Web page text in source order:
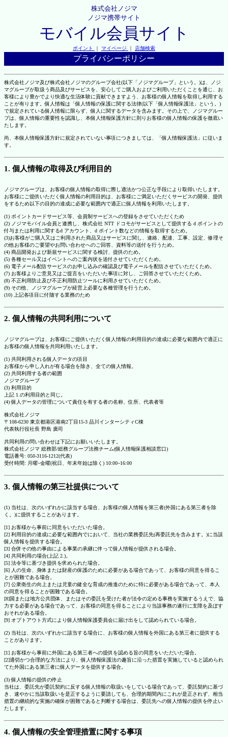
株式会社ノジマ
ノジマ携帯サイト
モバイル会員サイト
ポイント ｜ マイページ ｜ 店舗検索
プライバシーポリシー
株式会社ノジマ及び株式会社ノジマのグループ会社(以下「ノジマグループ」という。)は、ノジ
マグループが取扱う商品及びサービスを、安心してご購入およびご利用いただくことを通じ、お
客様により豊かでより快適な生活体験に貢献できますよう、お客様の個人情報を取得し利用する
ことが有ります。個人情報は「個人情報の保護に関する法律(以下「個人情報保護法」という。)
で規定されている個人情報に限らず、個人に関するデータを含みます。その上で、ノジマグルー
プは、個人情報の重要性を認識し、本個人情報保護方針に則りお客様の個人情報の保護を徹底い
たします。
尚、本個人情報保護方針に規定されていない事項につきましては、「個人情報保護法」に従いま
す。
1. 個人情報の取得及び利用目的
ノジマグループは、お客様の個人情報の取得に際し適法かつ公正な手段により取得いたします。
お客様にご提供いただく個人情報の利用目的は、お客様にご満足いただくサービスの開発、提供
をするため以下の目的の達成に必要な範囲内で適正に個人情報を利用いたします。
(1) ポイントカードサービス等、会員制サービスへの登録をさせていただくため
(2) ノジマモバイル会員と連携し、株式会社 NTT ドコモがサービスとして提供する d ポイントの
付与または利用に関するd アカウント、d ポイント数などの情報を取得するため。
(3)お客様がご購入又はご利用された商品又はサービスに関し、連絡、配達、工事、設定、修理そ
の他お客様のご要望やお問い合わせへのご回答、資料等の送付を行うため。
(4) 商品開発および新規サービスに関する検討、提供のため。
(5) 各種セール又はイベントへのご案内状を送付させていただくため。
(6) 電子メール配信サービスのお申し込みの確認及び電子メールを配信させていただくため。
(7) お客様よりご意見又はご提言をいただいた事項に対し、ご回答させていただくため。
(8) 不正利用防止及び不正利用防止ツールに利用させていただくため。
(9) その他、ノジマグループが経営上必要な各種管理を行うため。
(10) 上記各項目に付随する業務のため
2. 個人情報の共同利用について
ノジマグループは、お客様にご提供いただく個人情報の利用目的の達成に必要な範囲内で適正に
お客様の個人情報を共同利用いたします。
(1) 共同利用される個人データの項目
お客様から申し入れが有る場合を除き、全ての個人情報。
(2) 共同利用する者の範囲
ノジマグループ
(3) 利用目的
上記 1.の利用目的と同じ。
(4) 個人データの管理について責任を有する者の名称、住所、代表者等
株式会社ノジマ
〒108-6230 東京都港区港南2丁目15-3 品川インターシティC棟
代表執行役社長 野島 廣司
共同利用の問い合わせは下記にお願いいたします。
株式会社ノジマ 総務部/総務グループ法務チーム(個人情報保護相談窓口)
電話番号: 050-3116-1212(代表)
受付時間: 月曜~金曜(祝日、年末年始は除く) 10:00~16:00
3. 個人情報の第三社提供について
(1) 当社は、次のいずれかに該当する場合、お客様の個人情報を第三者(外国にある第三者を除
く。)に提供することがあります。
[1] お客様から事前に同意をいただいた場合。
[2] 利用目的の達成に必要な範囲内でにおいて、当社の業務委託先(再委託先を含みます。)に当該
個人情報を提供する場合。
[3] 合併その他の事由による事業の承継に伴って個人情報が提供される場合。
[4] 共同利用の場合(上記 2.)。
[5] 法令等に基づき提供を求められた場合。
[6] 人の生命、身体または財産の保護のために必要がある場合であって、お客様の同意を得るこ
とが困難である場合。
[7] 公衆衛生の向上または児童の健全な育成の推進のために特に必要がある場合であって、本人
の同意を得ることが困難である場合。
[8]国または地方公共団体、またはその委託を受けた者が法令の定める事務を実施するうえで、協
力する必要がある場合であって、お客様の同意を得ることにより当該事務の遂行に支障を及ぼす
おそれがある場合。
[9] オプトアウト方式により個人情報保護委員会に届け出をして認められている場合。
(2) 当社は、次のいずれかに該当する場合に、お客様の個人情報を外国にある第三者に提供する
ことがあります。
[1] お客様から事前に外国にある第三者への提供を認める旨の同意をいただいた場合。
[2]適切かつ合理的な方法により、個人情報保護法の趣旨に沿った措置を実施していると認められ
てた外国にある第三者に個人データを提供する場合。
(3) 個人情報の提供の停止
当社は、委託先が委託契約に反する個人情報の取扱いをしている場合であって、委託契約に基づ
き、速やかに当該取扱いを是正するように要請しても、合理的期間内にこれが是正されず、相当
措置の継続的な実施の確保が困難であると判断する場合は、委託先への個人情報の提供を停止い
たします。
4. 個人情報の安全管理措置に関する事項